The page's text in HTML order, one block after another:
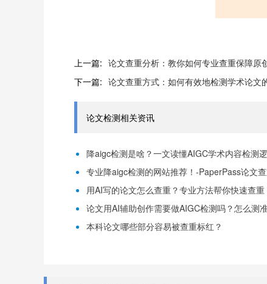
上一篇: 论文查重分析：教你如何专业查重保障原
下一篇: 论文查重方式：如何有效地检测学术论文
论文检测相关资讯
降aigc检测是啥？一文读懂AIGC学术内容检测
专业降aigc检测的网站推荐！-PaperPass论文
用AI写的论文怎么查重？专业方法帮你快速查
论文用AI辅助创作需要做AIGC检测吗？怎么测
本科论文哪些部分容易被查重标红？